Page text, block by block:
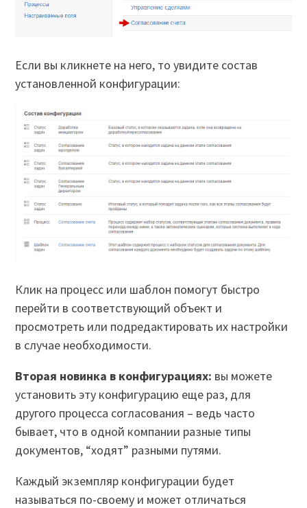
Если вы кликнете на него, то увидите состав
установленной конфигурации:
Клик на процесс или шаблон помогут быстро
перейти в соответствующий объект и
просмотреть или подредактировать их настройки
в случае необходимости.
Вторая новинка в конфигурациях: вы можете
установить эту конфигурацию еще раз, для
другого процесса согласования – ведь часто
бывает, что в одной компании разные типы
документов, “ходят” разными путями.
Каждый экземпляр конфигурации будет
называться по-своему и может отличаться